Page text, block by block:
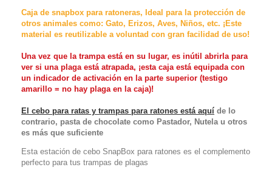
Caja de snapbox para ratoneras, Ideal para la protección de
otros animales como: Gato, Erizos, Aves, Niños, etc. ¡Este
material es reutilizable a voluntad con gran facilidad de uso!
Una vez que la trampa está en su lugar, es inútil abrirla para
ver si una plaga está atrapada, ¡esta caja está equipada con
un indicador de activación en la parte superior (testigo
amarillo = no hay plaga en la caja)!
El cebo para ratas y trampas para ratones está aquí de lo
contrario, pasta de chocolate como Pastador, Nutela u otros
es más que suficiente
Esta estación de cebo SnapBox para ratones es el complemento
perfecto para tus trampas de plagas